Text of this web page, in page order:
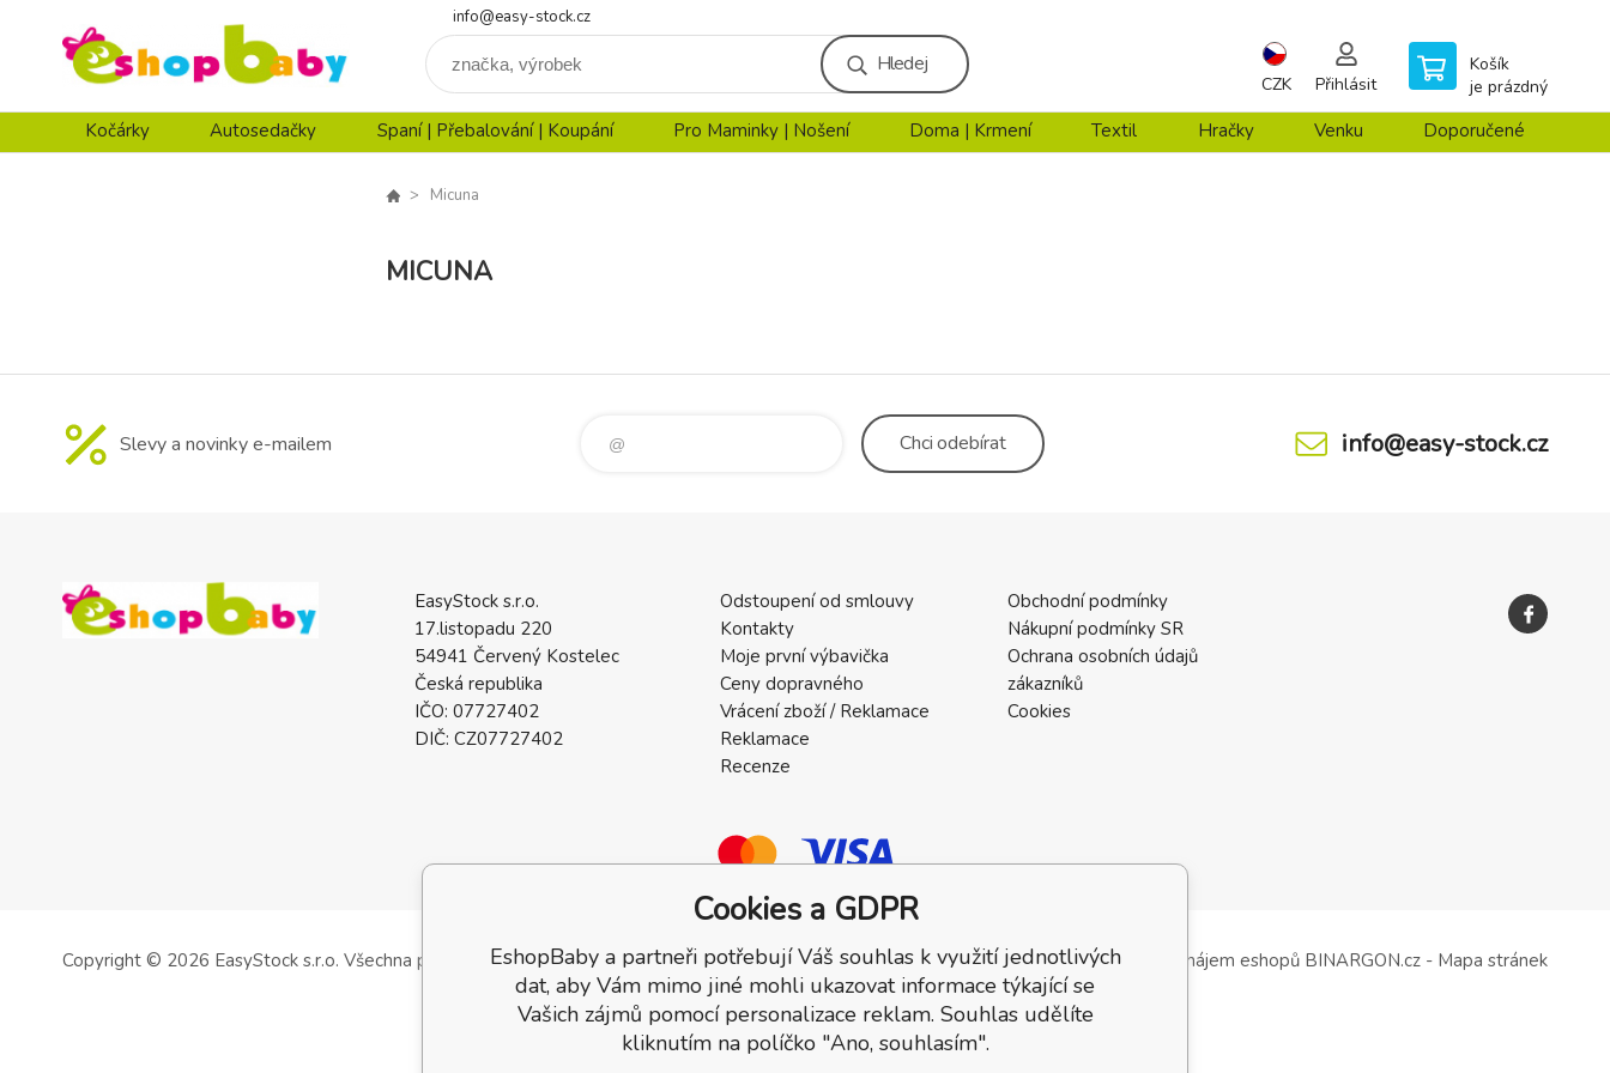
info@easy-stock.cz
Hledej
CZK Přihlásit
Košík
je prázdný
Kočárky Autosedačky Spaní | Přebalování | Koupání Pro Maminky | Nošení Doma | Krmení Textil Hračky Venku Doporučené
Micuna
MICUNA
Slevy a novinky e-mailem Chciodebírat info@easy-stock.cz
EasyStock s.r.o.
17.listopadu 220
54941 Červený Kostelec
Česká republika
IČO: 07727402
DIČ: CZ07727402
Odstoupení od smlouvy
Kontakty
Moje první výbavička
Ceny dopravného
Vrácení zboží / Reklamace
Reklamace
Recenze
Obchodní podmínky
Nákupní podmínky SR
Ochrana osobních údajů
zákazníků
Cookies
Copyright © 2026 EasyStock s.r.o. Všechna práva vyhrazena. Tvorba a pronájem eshopů BINARGON.cz - Mapa stránek
Cookies a GDPR
EshopBaby a partneři potřebují Váš souhlas k využití jednotlivých
dat, aby Vám mimo jiné mohli ukazovat informace týkající se
Vašich zájmů pomocí personalizace reklam. Souhlas udělíte
kliknutím na políčko "Ano, souhlasím".